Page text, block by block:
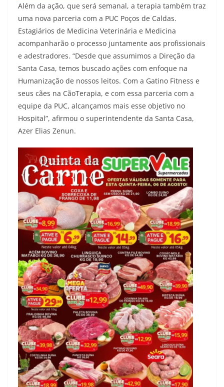
Além da ação, que será semanal, a terapia também traz
uma nova parceria com a PUC Poços de Caldas.
Estagiários de Medicina Veterinária e Medicina
acompanharão o processo juntamente aos profissionais
e adestradores. “Desde que assumimos a Direção da
Santa Casa, temos buscado ações com enfoque na
Humanização de nossos leitos. Com a Gatino Fitness e
seus cães na CãoTerapia, e com essa parceria com a
equipe da PUC, alcançamos mais esse objetivo no
Hospital”, afirmou o superintendente da Santa Casa,
Azer Elias Zenun.